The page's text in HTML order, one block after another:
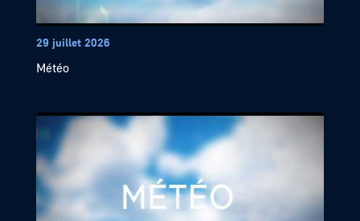
29 juillet 2026
Météo